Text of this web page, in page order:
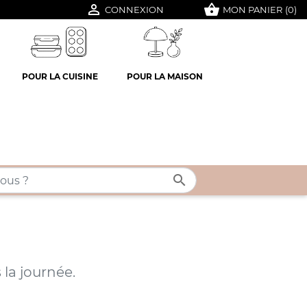
 CONNEXION shopping_basket MON PANIER (0)
POUR LA CUISINE POUR LA MAISON

journée.